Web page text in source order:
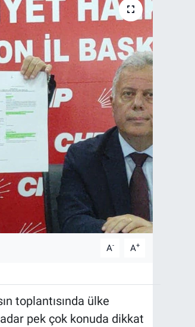
A- A+
toplantısında ülke
pek çok konuda dikkat